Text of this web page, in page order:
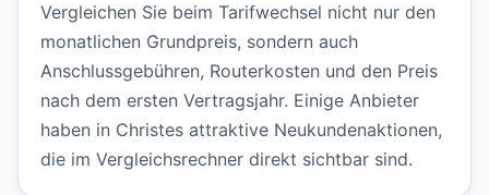
Vergleichen Sie beim Tarifwechsel nicht nur den
monatlichen Grundpreis, sondern auch
Anschlussgebühren, Routerkosten und den Preis
nach dem ersten Vertragsjahr. Einige Anbieter
haben in Christes attraktive Neukundenaktionen,
die im Vergleichsrechner direkt sichtbar sind.